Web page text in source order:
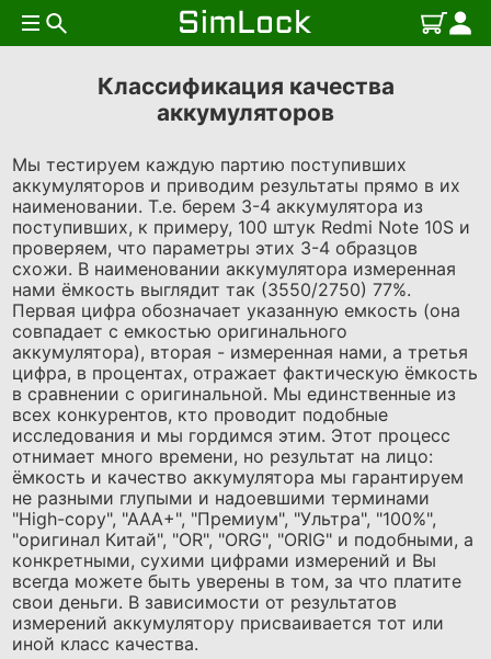
Классификация качества
аккумуляторов
Мы тестируем каждую партию поступивших
аккумуляторов и приводим результаты прямо в их
наименовании. Т.е. берем 3-4 аккумулятора из
поступивших, к примеру, 100 штук Redmi Note 10S и
проверяем, что параметры этих 3-4 образцов
схожи. В наименовании аккумулятора измеренная
нами ёмкость выглядит так (3550/2750) 77%.
Первая цифра обозначает указанную емкость (она
совпадает с емкостью оригинального
аккумулятора), вторая - измеренная нами, а третья
цифра, в процентах, отражает фактическую ёмкость
в сравнении с оригинальной. Мы единственные из
всех конкурентов, кто проводит подобные
исследования и мы гордимся этим. Этот процесс
отнимает много времени, но результат на лицо:
ёмкость и качество аккумулятора мы гарантируем
не разными глупыми и надоевшими терминами
"High-copy", "AAA+", "Премиум", "Ультра", "100%",
"оригинал Китай", "OR", "ORG", "ORIG" и подобными, а
конкретными, сухими цифрами измерений и Вы
всегда можете быть уверены в том, за что платите
свои деньги. В зависимости от результатов
измерений аккумулятору присваивается тот или
иной класс качества.